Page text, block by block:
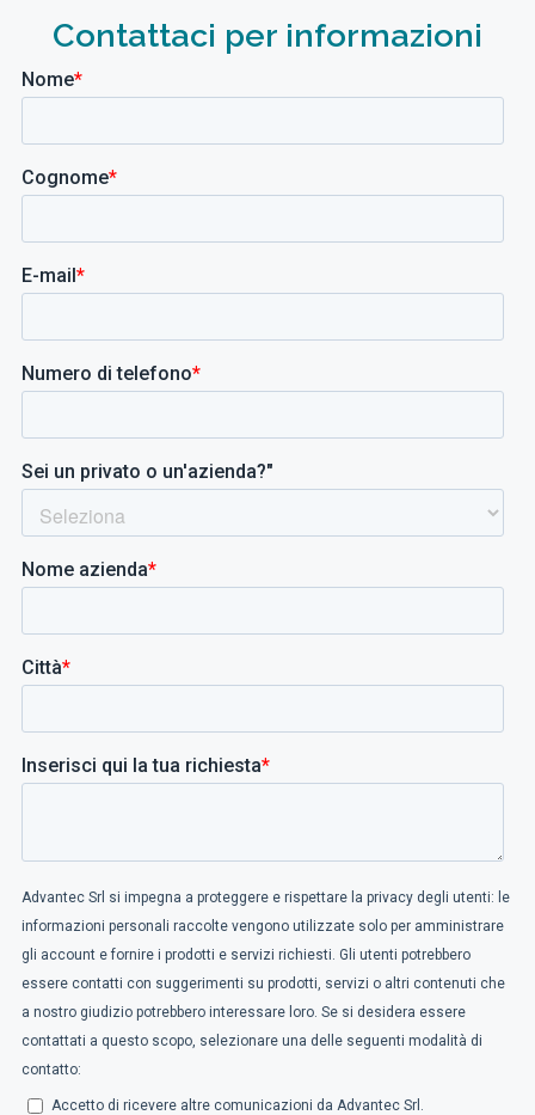
Contattaci per informazioni